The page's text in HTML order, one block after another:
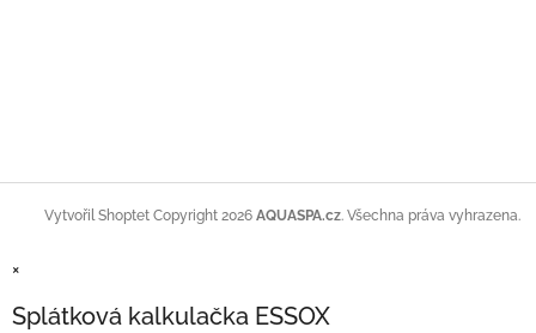
Vytvořil Shoptet Copyright 2026 AQUASPA.cz. Všechna práva vyhrazena.
×
Splátková kalkulačka ESSOX